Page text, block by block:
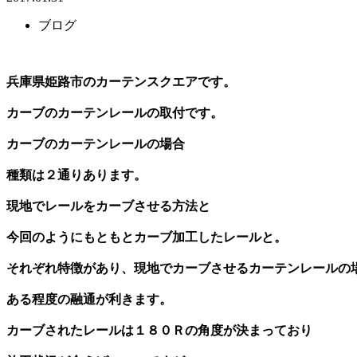
ブログ
兵庫県姫路市のカーテンスクエアです。
カーブのカーテンレールの取付です。
カーブのカーテンレールの場合
種類は２通りあります。
現地でレールをカーブさせる方法と
今回のようにもともとカーブ加工したレールと。
それぞれ特徴があり、現地でカーブさせるカーテンレールの
ある程度の融通が利きます。
カーブされたレールは１８０Ｒの角度が決まっており